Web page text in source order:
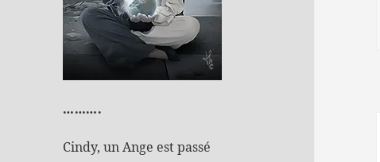
……….
Cindy, un Ange est passé